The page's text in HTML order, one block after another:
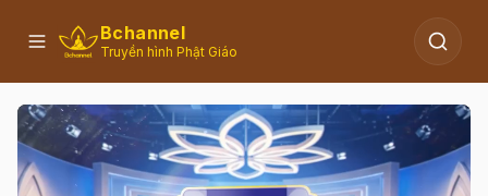
Bchannel
Truyền hình Phật Giáo